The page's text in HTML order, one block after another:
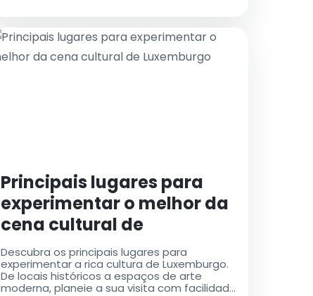
Principais lugares para
experimentar o melhor da
cena cultural de
Luxemburgo
Descubra os principais lugares para
experimentar a rica cultura de Luxemburgo.
De locais históricos a espaços de arte
moderna, planeie a sua visita com facilidade